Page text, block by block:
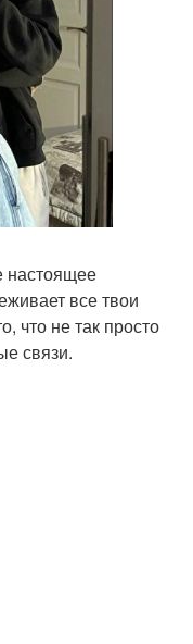
настоящее
все твои
что не так просто
связи.